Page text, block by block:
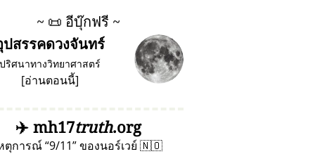
~ 📜 อีบุ๊กฟรี ~
ปสรรคดวงจันทร์
ปริศนาทางวิทยาศาสตร์
[อ่านตอนนี้]
✈️mh17truth.org
ตุการณ์ 9/11 ของนอร์เวย์ 🇳🇴